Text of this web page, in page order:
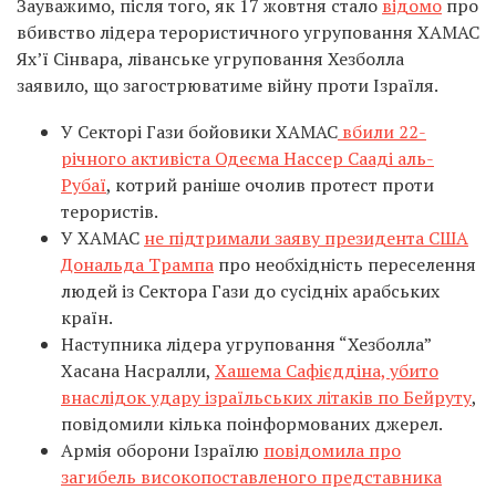
Зауважимо, після того, як 17 жовтня стало відомо про
вбивство лідера терористичного угруповання ХАМАС
Ях’ї Сінвара, ліванське угруповання Хезболла
заявило, що загострюватиме війну проти Ізраїля.
У Секторі Гази бойовики ХАМАС вбили 22-
річного активіста Одеєма Нассер Сааді аль-
Рубаї, котрий раніше очолив протест проти
терористів.
У ХАМАС не підтримали заяву президента США
Дональда Трампа про необхідність переселення
людей із Сектора Гази до сусідніх арабських
країн.
Наступника лідера угруповання “Хезболла”
Хасана Насралли, Хашема Сафієддіна, убито
внаслідок удару ізраїльських літаків по Бейруту,
повідомили кілька поінформованих джерел.
Армія оборони Ізраїлю повідомила про
загибель високопоставленого представника